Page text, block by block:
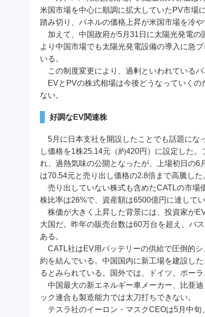
米国市場を中心に順調に拡大していたPV市場
踏み切り、パネルの価格上昇が米国市場を冷や
加えて、中国政府が5月31日に太陽光発電の
より中国市場でも太陽光発電設備の導入に急
いる。
この制度変更により、過剰といわれているパ
EVとPVの株式相場は今後どうなっていくの
ない。
好調なEV関連株
5月に日本支社を開設したことでも話題にな
し価格を1株25.14元（約420円）に設定した
れ、過熱気味の公開となったが、上場初日の
は70.54元と売り出し価格の2.8倍まで高騰した
売り出していない株式も含めたCATLの市場
株比率は26%で、資産額は6500億円に達して
株価が大きく上昇した背景には、投資家が
大国だ。昨年の販売台数は60万台を超え、バ
ある。
CATL社はEV用バッテリーの供給で圧倒的
約を結んでいる。中国国内に新工場を建設し
るとみられている。国外では、ドイツ、ポー
中国最大の新エネルギー車メーカー、比亜
ック連合も製造能力では太刀打ちできない。
テスラ社のイーロン・マスクCEOは5月中旬